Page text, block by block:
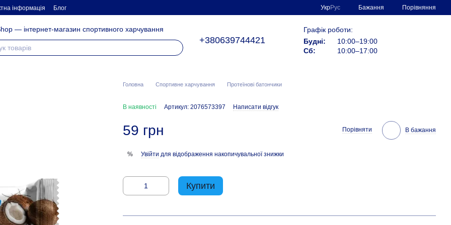
інформація Блог УкрРус Бажання Порівняння
— інтернет-магазин спортивного харчування
+380639744421
Графік роботи:
Будні:
10:00–19:00
Сб:
10:00–17:00
Головна Спортивне харчування Протеїнові батончики
В наявності Артикул: 2076573397 Написати відгук
59 грн Порівняти В бажання
% Увійти для відображення накопичувальної знижки
Купити